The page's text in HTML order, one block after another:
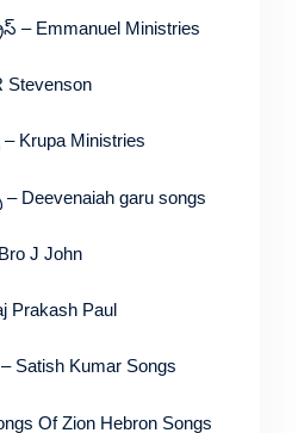
– Emmanuel Ministries
Stevenson
Krupa Ministries
garu songs
J John
Paul
Kumar Songs
Of Zion Hebron Songs